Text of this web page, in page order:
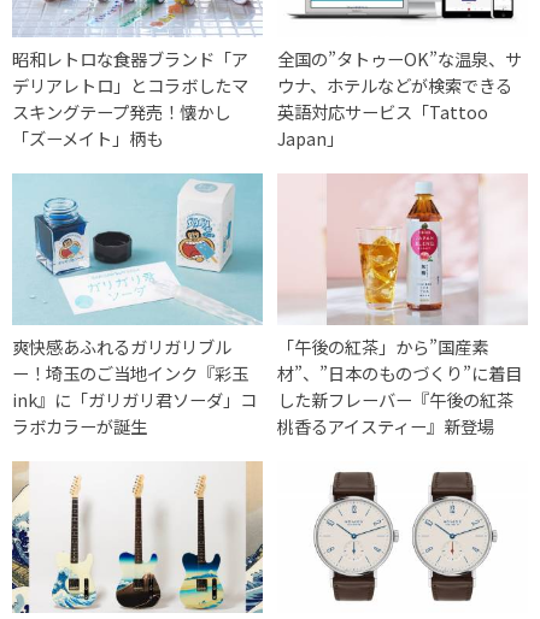
昭和レトロな食器ブランド「ア
デリアレトロ」とコラボしたマ
スキングテープ発売！懐かし
「ズーメイト」柄も
全国の”タトゥーOK”な温泉、サ
ウナ、ホテルなどが検索できる
英語対応サービス「Tattoo
Japan」
爽快感あふれるガリガリブル
ー！埼玉のご当地インク『彩玉
ink』に「ガリガリ君ソーダ」コ
ラボカラーが誕生
「午後の紅茶」から”国産素
材”、”日本のものづくり”に着目
した新フレーバー『午後の紅茶
桃香るアイスティー』新登場